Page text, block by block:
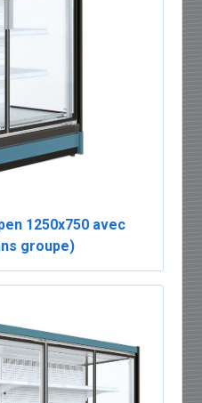
1250x750 avec
groupe)